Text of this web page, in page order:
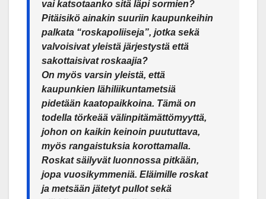
vai katsotaanko sitä läpi sormien?
Pitäisikö ainakin suuriin kaupunkeihin
palkata “roskapoliiseja”, jotka sekä
valvoisivat yleistä järjestystä että
sakottaisivat roskaajia?
On myös varsin yleistä, että
kaupunkien lähiliikuntametsiä
pidetään kaatopaikkoina. Tämä on
todella törkeää välinpitämättömyyttä,
johon on kaikin keinoin puututtava,
myös rangaistuksia korottamalla.
Roskat säilyvät luonnossa pitkään,
jopa vuosikymmeniä. Eläimille roskat
ja metsään jätetyt pullot sekä